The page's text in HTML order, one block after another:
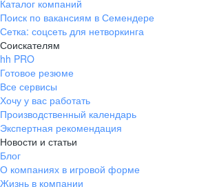
Каталог компаний
Поиск по вакансиям в Семендере
Сетка: соцсеть для нетворкинга
Соискателям
hh PRO
Готовое резюме
Все сервисы
Хочу у вас работать
Производственный календарь
Экспертная рекомендация
Новости и статьи
Блог
О компаниях в игровой форме
Жизнь в компании